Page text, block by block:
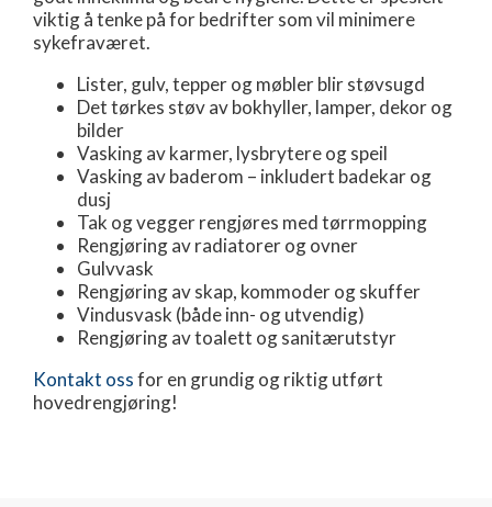
viktig å tenke på for bedrifter som vil minimere
sykefraværet.
Lister, gulv, tepper og møbler blir støvsugd
Det tørkes støv av bokhyller, lamper, dekor og
bilder
Vasking av karmer, lysbrytere og speil
Vasking av baderom – inkludert badekar og
dusj
Tak og vegger rengjøres med tørrmopping
Rengjøring av radiatorer og ovner
Gulvvask
Rengjøring av skap, kommoder og skuffer
Vindusvask (både inn- og utvendig)
Rengjøring av toalett og sanitærutstyr
Kontakt ossfor en grundig og riktig utført
hovedrengjøring!